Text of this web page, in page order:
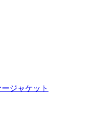
ジャケット